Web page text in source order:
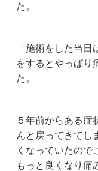
た。
「施術をした当
をするとやっぱり
た。
５年前からある症
んと戻ってきてし
くなっていたので
もっと良くなり痛